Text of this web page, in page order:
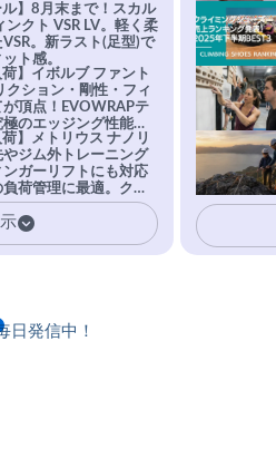
】8月末まで！スカル
ンクト VSR LV。軽く柔
。新ラスト(足型)で
ト感。
】イボルブ ファント
クション・剛性・フィ
が頂点！EVOWRAPテ
のエッジング性能を
バーEvo-74はTRAX
力で極小ホールドに
】メトリウス ナノリ
やジム外トレーニング
ンガーリフトにも対応
負荷管理に最適。クラ
気で鍛えるギア。
日発信中！